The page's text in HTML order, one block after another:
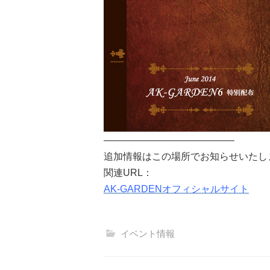
—————————————–
追加情報はこの場所でお知らせいたし
関連URL：
AK-GARDENオフィシャルサイト
イベント情報